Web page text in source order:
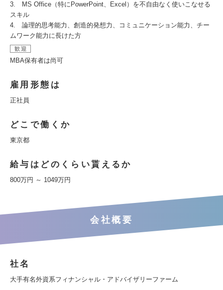
3. MS Office（特にPowerPoint、Excel）を不自由なく使いこなせる
スキル
4. 論理的思考能力、創造的発想力、コミュニケーション能力、チー
ムワーク能力に長けた方
歓迎
MBA保有者は尚可
雇用形態は
正社員
どこで働くか
東京都
給与はどのくらい貰えるか
800万円 ～ 1049万円
会社概要
社名
大手有名外資系フィナンシャル・アドバイザリーファーム